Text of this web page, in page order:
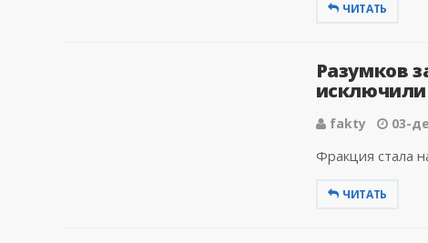
ЧИТАТЬ
Разумков
исключили
fakty 03-
Фракция стала
ЧИТАТЬ